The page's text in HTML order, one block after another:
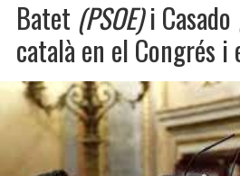
Batet (PSOE)i Casado
català en el Congrés i